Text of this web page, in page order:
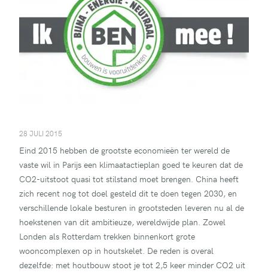
28 JULI 2015
Eind 2015 hebben de grootste economieën ter wereld de
vaste wil in Parijs een klimaatactieplan goed te keuren dat de
CO2-uitstoot quasi tot stilstand moet brengen. China heeft
zich recent nog tot doel gesteld dit te doen tegen 2030, en
verschillende lokale besturen in grootsteden leveren nu al de
hoekstenen van dit ambitieuze, wereldwijde plan. Zowel
Londen als Rotterdam trekken binnenkort grote
wooncomplexen op in houtskelet. De reden is overal
dezelfde: met houtbouw stoot je tot 2,5 keer minder CO2 uit